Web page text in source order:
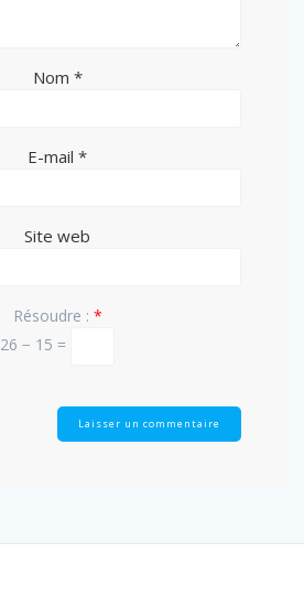
Nom *
E-mail *
Site web
Résoudre : *
26 − 15 =